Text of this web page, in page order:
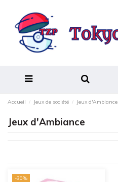
Accueil Jeux de société Jeux d'Ambiance
Jeux d'Ambiance
-30%